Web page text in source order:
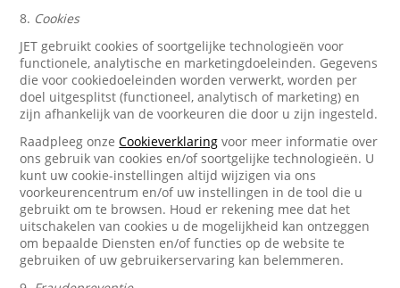
8. Cookies
JET gebruikt cookies of soortgelijke technologieën voor
functionele, analytische en marketingdoeleinden. Gegevens
die voor cookiedoeleinden worden verwerkt, worden per
doel uitgesplitst (functioneel, analytisch of marketing) en
zijn afhankelijk van de voorkeuren die door u zijn ingesteld.
Raadpleeg onzeCookieverklaring voor meer informatie over
ons gebruik van cookies en/of soortgelijke technologieën. U
kunt uw cookie-instellingen altijd wijzigen via ons
voorkeurencentrum en/of uw instellingen in de tool die u
gebruikt om te browsen. Houd er rekening mee dat het
uitschakelen van cookies u de mogelijkheid kan ontzeggen
om bepaalde Diensten en/of functies op de website te
gebruiken of uw gebruikerservaring kan belemmeren.